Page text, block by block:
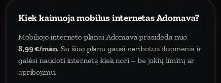
Kiek kainuoja mobilus internetas Adomava?
Mobiliojo interneto planai Adomava prasideda nuo
8,99 €/mėn. Su šiuo planu gausi neribotus duomenis ir
galėsi naudoti internetą kiek nori – be jokių limitų ar
apribojimų.